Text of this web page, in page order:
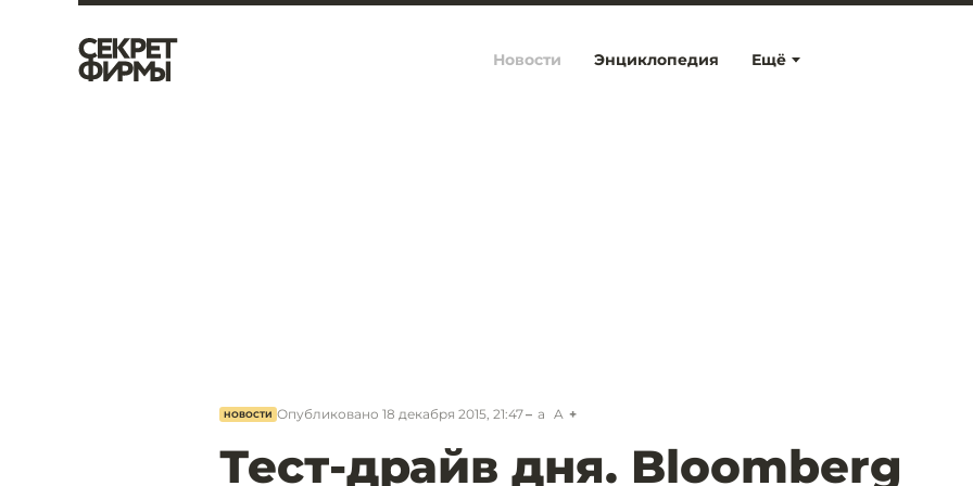
Ещё
Новости Энциклопедия
НОВОСТИ Опубликовано 18 декабря 2015, 21:47 a A
Тест-драйв дня. Bloomberg